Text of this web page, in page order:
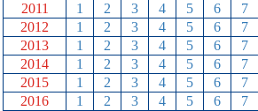
2011
1 2 3 4 5 6 7
2012
1 2 3 4 5 6 7
2013
1 2 3 4 5 6 7
2014
1 2 3 4 5 6 7
2015
1 2 3 4 5 6 7
2016
1 2 3 4 5 6 7